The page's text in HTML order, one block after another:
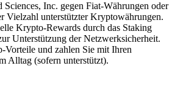
Sciences, Inc. gegen Fiat-Währungen oder
Vielzahl unterstützter Kryptowährungen.
Krypto-Rewards durch das Staking
Unterstützung der Netzwerksicherheit.
Vorteile und zahlen Sie mit Ihren
Alltag (sofern unterstützt).